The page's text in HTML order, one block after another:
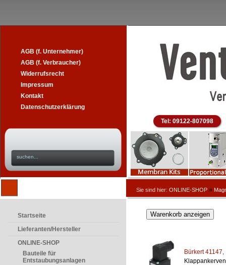
AGB (f. Unternehmer)
AGB (f. Verbraucher)
Widerrufsrecht
Impressum
Kontakt
Datenschutzerklärung
Tel: 09122-807098
Sie sind hier: ONLINE-SHOP »
Startseite
Lieferanten/Hersteller
ONLINE-SHOP
Bauteile für
Entstaubungsanlagen
Bürkert 41147,